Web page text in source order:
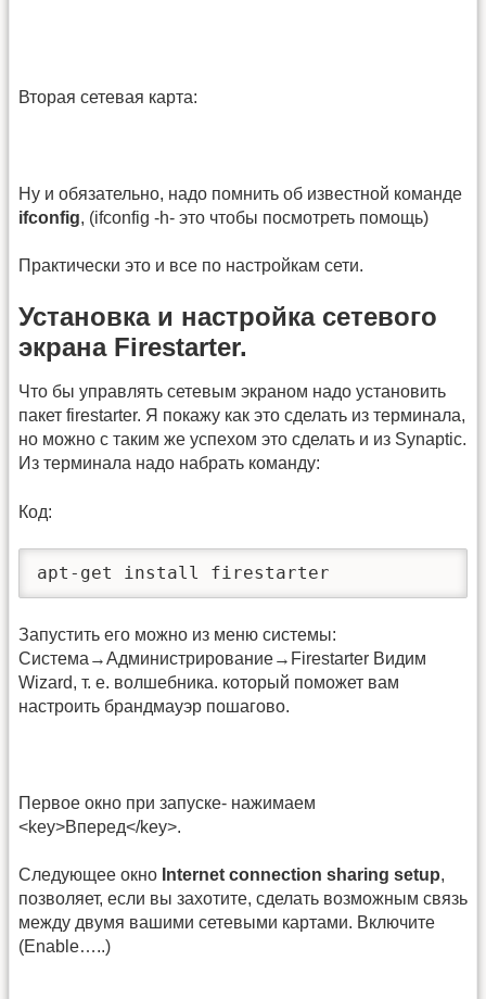
Вторая сетевая карта:
Ну и обязательно, надо помнить об известной команде
ifconfig, (ifconfig -h- это чтобы посмотреть помощь)
Практически это и все по настройкам сети.
Установка и настройка сетевого
экрана Firestarter.
Что бы управлять сетевым экраном надо установить
пакет firestarter. Я покажу как это сделать из терминала,
но можно с таким же успехом это сделать и из Synaptic.
Из терминала надо набрать команду:
Код:
apt-get install firestarter
Запустить его можно из меню системы:
Система→Администрирование→Firestarter Видим
Wizard, т. е. волшебника. который поможет вам
настроить брандмауэр пошагово.
Первое окно при запуске- нажимаем
<key>Вперед</key>.
Следующее окно Internet connection sharing setup,
позволяет, если вы захотите, сделать возможным связь
между двумя вашими сетевыми картами. Включите
(Enable…..)